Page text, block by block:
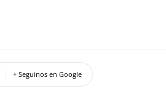
+ Seguinos en Google